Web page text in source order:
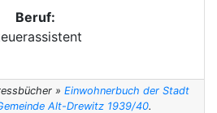
Beruf:
» Einwohnerbuch der Stadt
Alt-Drewitz 1939/40.